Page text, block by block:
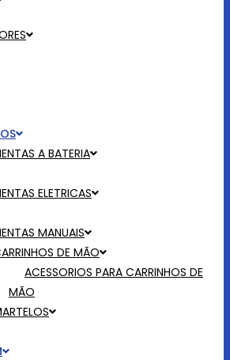
A BATERIA
ELETRICAS
MANUAIS
DE MÃO
ACESSORIOS PARA CARRINHOS DE
MÃO